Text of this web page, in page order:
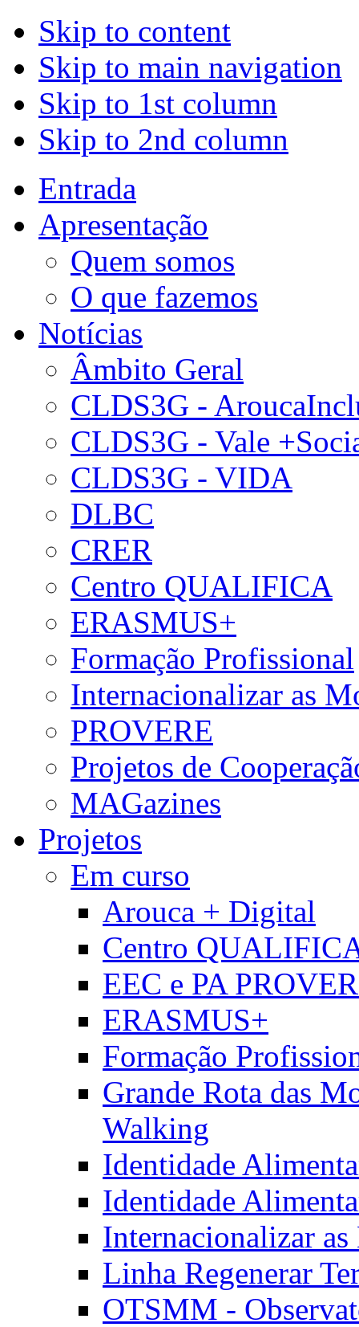
Skip to content
Skip to main navigation
Skip to 1st column
Skip to 2nd column
Entrada
Apresentação
Quem somos
O que fazemos
Notícias
Âmbito Geral
CLDS3G -
CLDS3G - Vale
CLDS3G - VIDA
DLBC
CRER
Centro QUALIFICA
ERASMUS+
Formação Profissional
Internacionalizar as
PROVERE
Projetos de
MAGazines
Projetos
Em curso
Arouca + Digital
Centro
EEC e PA
ERASMUS+
Formação
Grande Rota das
Walking
Identidade
Identidade
Internacionalizar
Linha Regenerar
OTSMM -